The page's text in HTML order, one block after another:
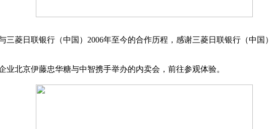
三菱日联银行（中国）2006年至今的合作历程，感谢三菱日联银行（中
北京伊藤忠华糖与中智携手举办的内卖会，前往参观体验。